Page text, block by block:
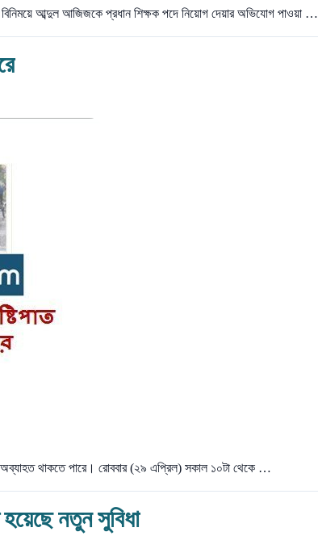
বিনিময়ে আব্দুল আজিজকে প্রধান শিক্ষক পদে নিয়োগ দেয়ার অভিযোগ পাওয়া …
অব্যাহত থাকতে পারে। রোববার (২৯ এপ্রিল) সকাল ১০টা থেকে …
নতুন সুবিধা